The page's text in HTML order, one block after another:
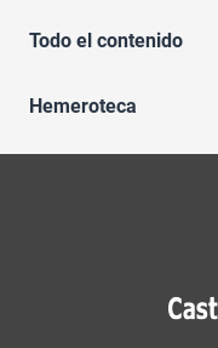
Todo el contenido
Hemeroteca